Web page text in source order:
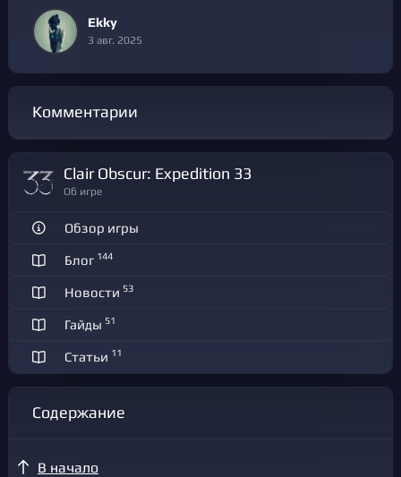
Ekky
3 авг. 2025
Комментарии
Clair Obscur: Expedition 33
Об игре
Обзор игры
Блог 144
Новости 53
Гайды 51
Статьи 11
Содержание
В начало